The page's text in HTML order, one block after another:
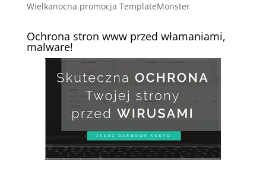
Wielkanocna promocja TemplateMonster
Ochrona stron www przed włamaniami,
malware!